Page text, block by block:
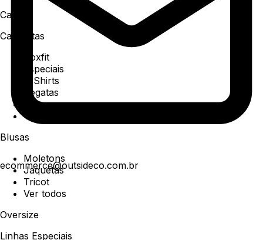
ecommerce@outsideco.com.br
Camisa
Camisetas
Boxfit
Especiais
T-Shirts
Regatas
Polo
Ver todos
Blusas
Moletons
Jaquetas
Tricot
Ver todos
Oversize
Linhas Especiais